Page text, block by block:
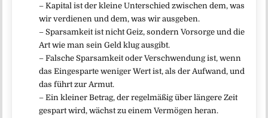
– Kapital ist der kleine Unterschied zwischen dem, was
wir verdienen und dem, was wir ausgeben.
– Sparsamkeit ist nicht Geiz, sondern Vorsorge und die
Art wie man sein Geld klug ausgibt.
– Falsche Sparsamkeit oder Verschwendung ist, wenn
das Eingesparte weniger Wert ist, als der Aufwand, und
das führt zur Armut.
– Ein kleiner Betrag, der regelmäßig über längere Zeit
gespart wird, wächst zu einem Vermögen heran.